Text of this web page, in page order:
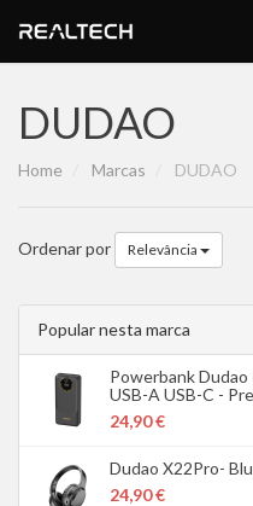
DUDAO
Home Marcas DUDAO
Ordenar por Relevância
Popular nesta marca
Powerbank
USB-A USB-C -
24,90 €
Dudao X22Pro-
24,90 €